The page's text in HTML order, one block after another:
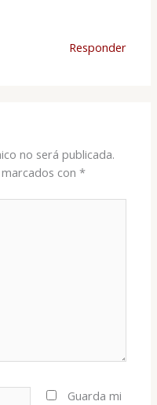
Responder
no será publicada.
con*
Guarda mi